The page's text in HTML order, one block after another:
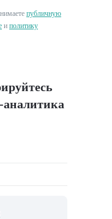
публичную
и политику
аналитика